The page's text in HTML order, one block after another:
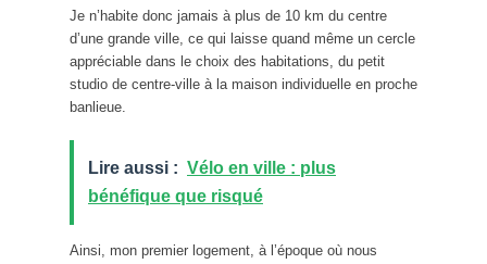
Je n’habite donc jamais à plus de 10 km du centre
d’une grande ville, ce qui laisse quand même un cercle
appréciable dans le choix des habitations, du petit
studio de centre-ville à la maison individuelle en proche
banlieue.
Lire aussi : Vélo en ville : plus
bénéfique que risqué
Ainsi, mon premier logement, à l’époque où nous